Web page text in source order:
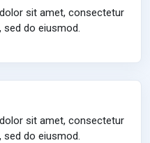
sit amet, consectetur
sed do eiusmod.
sit amet, consectetur
sed do eiusmod.